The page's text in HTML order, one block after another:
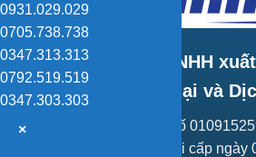
Công ty TNHH
Thương mại và
Giấy ĐKKD số
Đầu tư Hà Nội cấp ngày
0931.029.029
0705.738.738
0347.313.313
0792.519.519
0347.303.303
×